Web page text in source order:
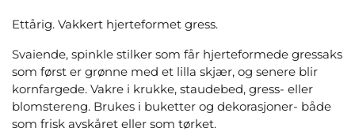
Ettårig. Vakkert hjerteformet gress.
Svaiende, spinkle stilker som får hjerteformede gressaks
som først er grønne med et lilla skjær, og senere blir
kornfargede. Vakre i krukke, staudebed, gress- eller
blomstereng. Brukes i buketter og dekorasjoner- både
som frisk avskåret eller som tørket.